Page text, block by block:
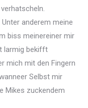
anderem meine
biss meinereiner mir
larmig bekifft
mich mit den Fingern
Selbst mir
Mikes zuckendem